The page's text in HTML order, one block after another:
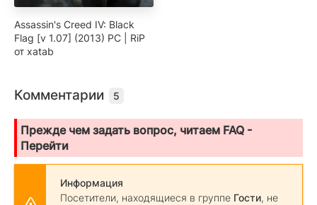
Assassin's Creed IV: Black
Flag [v 1.07] (2013) PC | RiP
от xatab
Комментарии 5
Прежде чем задать вопрос, читаем FAQ -
Перейти
Информация
Посетители, находящиеся в группе Гости, не